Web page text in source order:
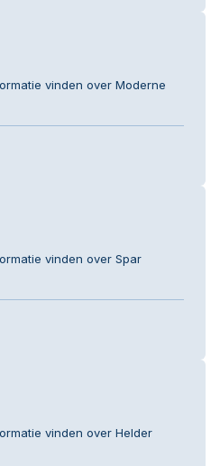
vinden over Moderne
vinden over Spar
vinden over Helder